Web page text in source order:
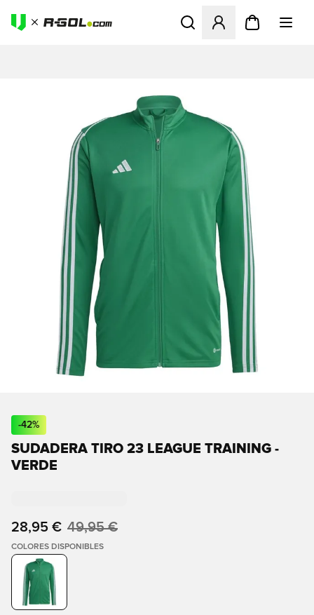
Abre un modal para iniciar
-42%
SUDADERA TIRO 23 LEAGUE TRAINING -
VERDE
28,95 € 49,95 €
COLORES DISPONIBLES